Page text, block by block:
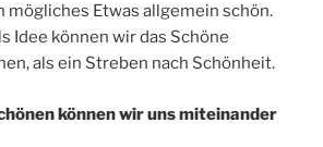
mögliches Etwas allgemein schön.
Idee können wir das Schöne
als ein Streben nach Schönheit.
können wir uns miteinander